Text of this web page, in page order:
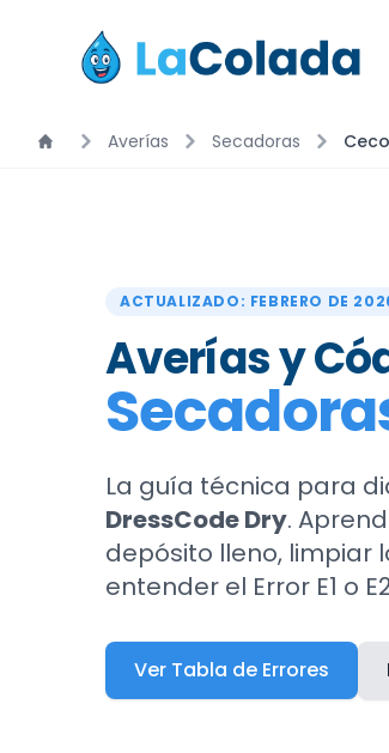
Averías Secadoras
ACTUALIZADO: FEBRERO DE
Averías y
La guía técnica para
DressCode Dry.
depósito lleno, limpiar
entender el Error E1 o
Ver Tabla de Errores